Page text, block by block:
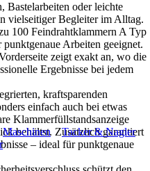
Bastelarbeiten oder leichte
vielseitiger Begleiter im Alltag.
100 Feindrahtklammern A Typ
Arbeiten geeignet.
zeigt exakt an, wo die
Ergebnisse bei jedem
kraftsparenden
einfach auch bei etwas
Klammerfüllstandsanzeige
behältst. Zusätzlich garantiert
– ideal für punktgenaue
Maschinen
Tacker & Nagler